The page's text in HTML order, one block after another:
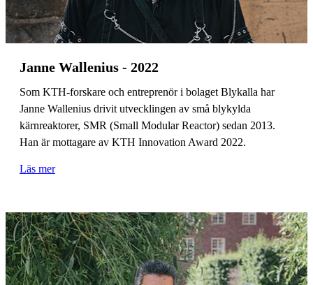
Janne Wallenius - 2022
Som KTH-forskare och entreprenör i bolaget Blykalla har
Janne Wallenius drivit utvecklingen av små blykylda
kärnreaktorer, SMR (Small Modular Reactor) sedan 2013.
Han är mottagare av KTH Innovation Award 2022.
Läs mer